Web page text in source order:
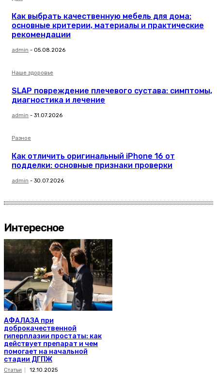
Как выбрать качественную мебель для дома:
основные критерии, материалы и практические
рекомендации
admin - 05.08.2026
Наше здоровье
SLAP повреждение плечевого сустава: симптомы,
диагностика и лечение
admin - 31.07.2026
Разное
Как отличить оригинальный iPhone 16 от
подделки: основные признаки проверки
admin - 30.07.2026
Интересное
АФАЛАЗА при
доброкачественной
гиперплазии простаты: как
действует препарат и чем
помогает на начальной
стадии ДГПЖ
Статьи 12.10.2025